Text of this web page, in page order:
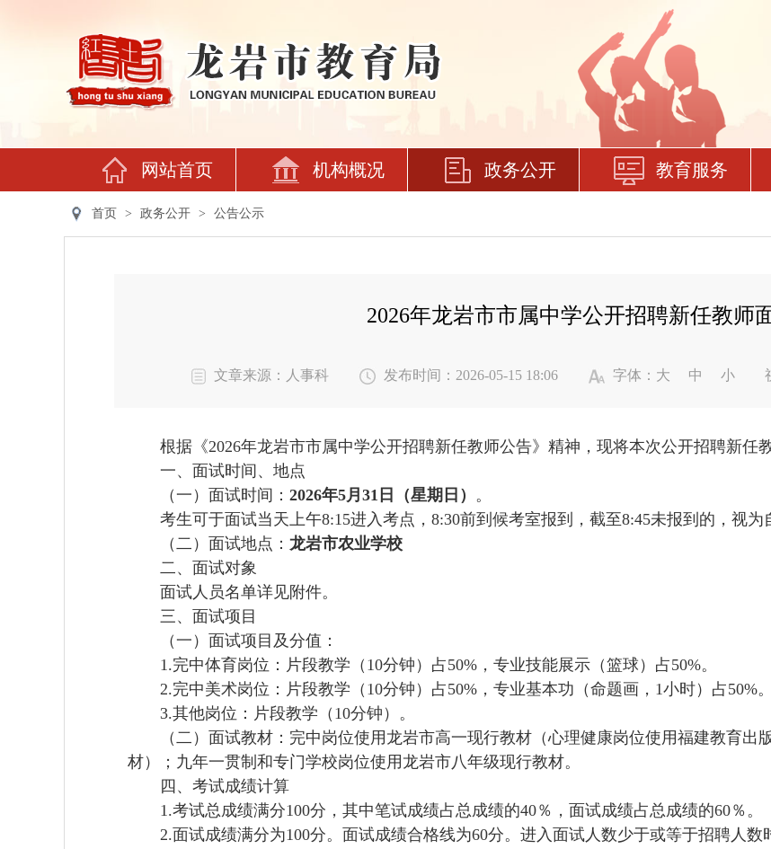
网站首页 机构概况 政务公开 教育服务
首页 > 政务公开 > 公告公示
2026年龙岩市市属中学公开招聘新任教师
文章来源：人事科 发布时间：2026-05-15 18:06 字体： 大 中 小
根据《2026年龙岩市市属中学公开招聘新任教师公告》精神，现将本次公开招聘新任
一、面试时间、地点
（一）面试时间： 2026年5月31日（星期日） 。
考生可于面试当天上午8:15进入考点，8:30前到候考室报到，截至8:45未报到的，视为
（二） 面试地点： 龙岩市农业学校
二、面试对象
面试人员名单详见附件。
三、面试项目
（一）面试项目及分值：
1.完中体育岗位：片段教学（10分钟）占50%，专业技能展示（篮球）占50%。
2.完中美术岗位：片段教学（10分钟）占50%，专业基本功（命题画，1小时）占50%。
3.其他岗位：片段教学（10分钟）。
（二）面试教材： 完中岗位使用龙岩市高一现行教材（心理健康岗位使用福建教育出
材）；九年一贯制和专门学校岗位使用龙岩市八年级现行教材。
四、考试成绩计算
1.考试总成绩满分100分，其中笔试成绩占总成绩的40％，面试成绩占总成绩的60％。
2.面试成绩满分为100分。面试成绩合格线为60分。进入面试人数少于或等于招聘人数